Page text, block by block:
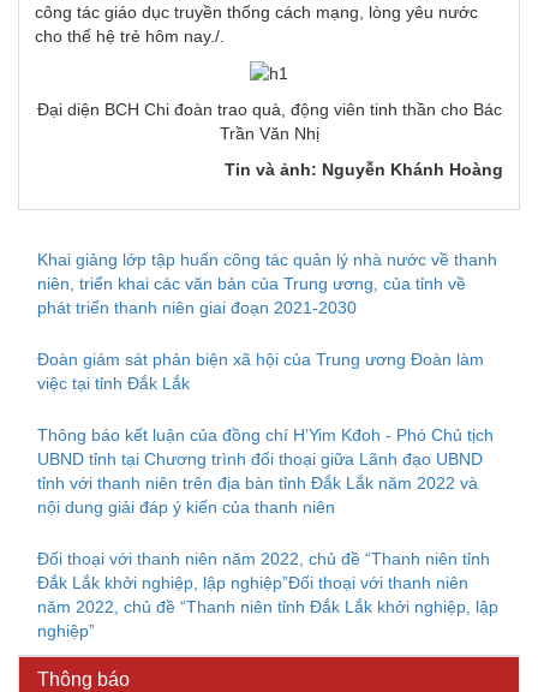
công tác giáo dục truyền thống cách mạng, lòng yêu nước
cho thế hệ trẻ hôm nay./.
Đại diện BCH Chi đoàn trao quà, động viên tinh thần cho Bác
Trần Văn Nhị
Tin và ảnh: Nguyễn Khánh Hoàng
Khai giảng lớp tập huấn công tác quản lý nhà nước về thanh
niên, triển khai các văn bản của Trung ương, của tỉnh về
phát triển thanh niên giai đoạn 2021-2030
Đoàn giám sát phản biện xã hội của Trung ương Đoàn làm
việc tại tỉnh Đắk Lắk
Thông báo kết luận của đồng chí H’Yim Kđoh - Phó Chủ tịch
UBND tỉnh tại Chương trình đối thoại giữa Lãnh đạo UBND
tỉnh với thanh niên trên địa bàn tỉnh Đắk Lắk năm 2022 và
nội dung giải đáp ý kiến của thanh niên
Đối thoại với thanh niên năm 2022, chủ đề “Thanh niên tỉnh
Đắk Lắk khởi nghiệp, lập nghiệp”Đối thoại với thanh niên
năm 2022, chủ đề “Thanh niên tỉnh Đắk Lắk khởi nghiệp, lập
nghiệp”
Thông báo
Kế hoạch Kiểm tra, sát hạch để tiếp nhận vào làm công
chức tỉnh Đắk Lắk năm 2026
Thông báo Về việc triệu tập thí sinh tham gia thi tuyển
KL/TW ngày 08/01/2026 của Ban Bí thư